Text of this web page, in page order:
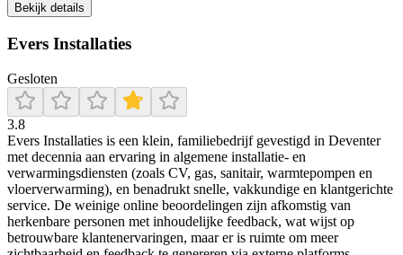
Bekijk details
Evers Installaties
Gesloten
3.8
Evers Installaties is een klein, familiebedrijf gevestigd in Deventer
met decennia aan ervaring in algemene installatie- en
verwarmingsdiensten (zoals CV, gas, sanitair, warmtepompen en
vloerverwarming), en benadrukt snelle, vakkundige en klantgerichte
service. De weinige online beoordelingen zijn afkomstig van
herkenbare personen met inhoudelijke feedback, wat wijst op
betrouwbare klantenervaringen, maar er is ruimte om meer